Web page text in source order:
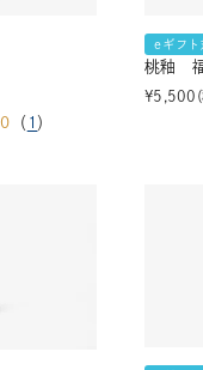
（ 1 ）
eギフト
桃釉
¥5,500